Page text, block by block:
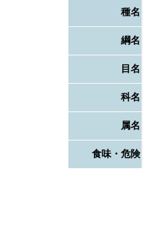
種名
綱名
目名
科名
属名
食味・危険